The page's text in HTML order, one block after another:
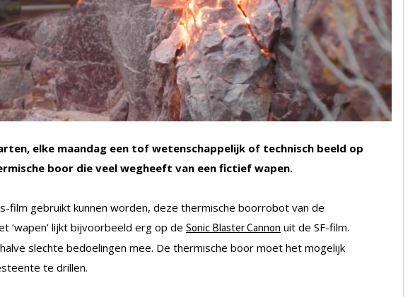
elke maandag een tof wetenschappelijk of technisch beeld op
boor die veel wegheeft van een fictief wapen.
film gebruikt kunnen worden, deze thermische boorrobot van de
‘wapen’ lijkt bijvoorbeeld erg op de Sonic Blaster Cannon uit de SF-film.
slechte bedoelingen mee. De thermische boor moet het mogelijk
te drillen.